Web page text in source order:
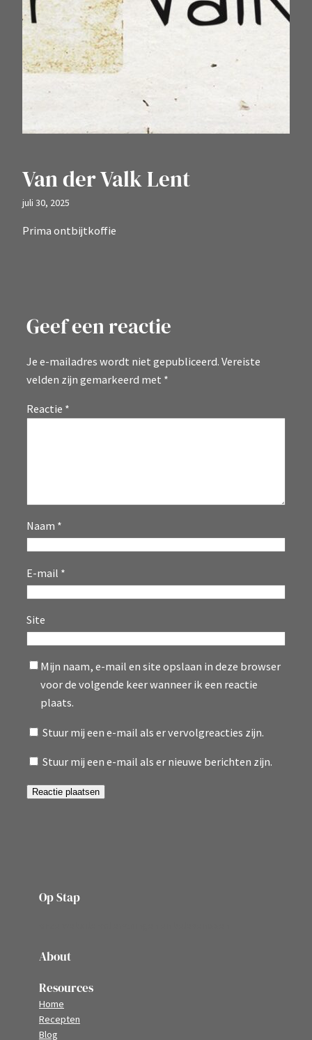
Van der Valk Lent
juli 30, 2025
Prima ontbijtkoffie
Geef een reactie
Je e-mailadres wordt niet gepubliceerd. Vereiste
velden zijn gemarkeerd met *
Reactie *
Naam *
E-mail *
Site
Mijn naam, e-mail en site opslaan in deze browser
voor de volgende keer wanneer ik een reactie
plaats.
Stuur mij een e-mail als er vervolgreacties zijn.
Stuur mij een e-mail als er nieuwe berichten zijn.
Op Stap
About
Resources
Home
Recepten
Blog